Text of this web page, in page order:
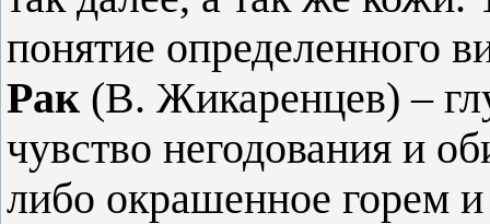
понятие определенного
Рак (В. Жикаренцев) –
чувство негодования и
либо окрашенное горем